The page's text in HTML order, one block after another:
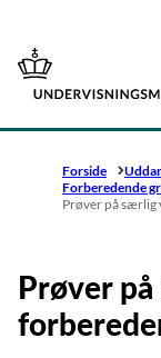
Gå til forsiden
Forside
Forberedende
Prøver på særlig
Prøver